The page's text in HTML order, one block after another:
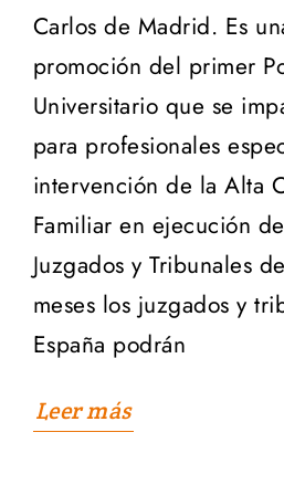
Carlos de Madrid. Es
promoción del primer
Universitario que se
para profesionales
intervención de la Alta
Familiar en ejecución
Juzgados y Tribunales
meses los juzgados y
España podrán
Leer más